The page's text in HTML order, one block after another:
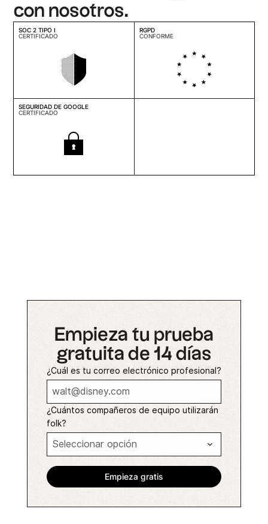
con nosotros.
SOC 2 TIPO I
CERTIFICADO
RGPD
CONFORME
SEGURIDAD DE GOOGLE
CERTIFICADO
Empieza tu prueba
gratuita de 14 días
¿Cuál es tu correo electrónico profesional?
¿Cuántos compañeros de equipo utilizarán
folk?